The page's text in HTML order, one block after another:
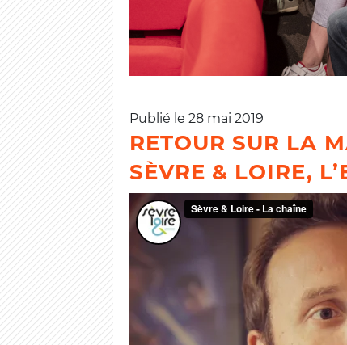
Publié le 28 mai 2019
RETOUR SUR LA
SÈVRE & LOIRE,